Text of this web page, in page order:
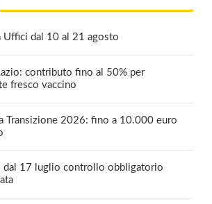
Uffici dal 10 al 21 agosto
contributo fino al 50% per
fresco vaccino
Transizione 2026: fino a 10.000 euro
dal 17 luglio controllo obbligatorio